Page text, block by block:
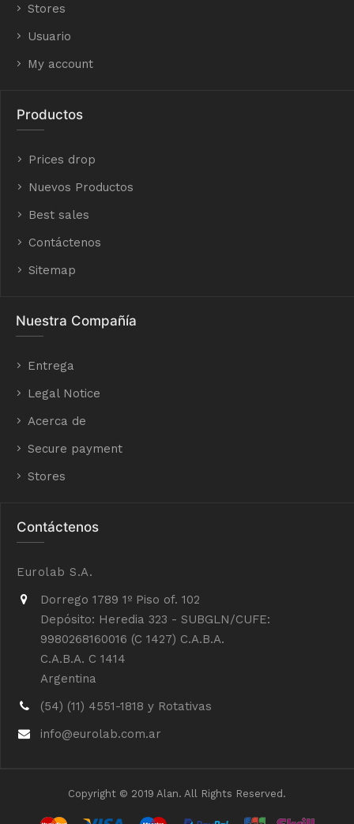
Stores
Usuario
My account
Productos
Prices drop
Nuevos Productos
Best sales
Contáctenos
Sitemap
Nuestra Compañía
Entrega
Legal Notice
Acerca de
Secure payment
Stores
Contáctenos
Eurolab S.A.
Dorrego 1789 1º Piso of. 102
Depósito: Heredia 323 - SUBGLN/CUFE:
9980268160016 (C 1427) C.A.B.A.
C.A.B.A. C 1414
Argentina
(54) (11) 4551-1818 y Rotativas
info@eurolab.com.ar
Copyright © 2019 Alan. All Rights Reserved.